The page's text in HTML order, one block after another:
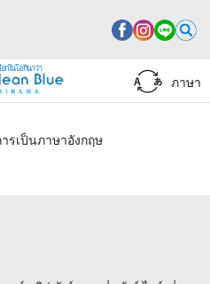
กในโอกินาว่า
ภาษา
รเป็นภาษาอังกฤษ